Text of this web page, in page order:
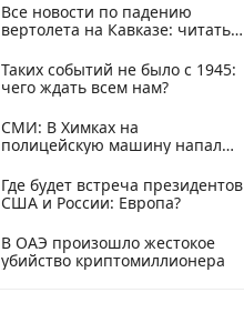
Все новости по падению
вертолета на Кавказе: читать
Таких событий не было с 1945:
чего ждать всем нам?
СМИ: В Химках на
полицейскую машину напали
Где будет встреча президентов
США и России: Европа?
В ОАЭ произошло жестокое
убийство криптомиллионера